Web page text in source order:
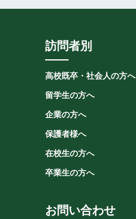
訪問者別
高校既卒・社会人の方へ
留学生の方へ
企業の方へ
保護者様へ
在校生の方へ
卒業生の方へ
お問い合わせ